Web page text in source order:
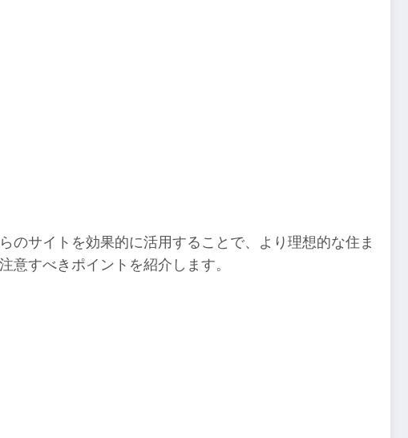
サイトを効果的に活用することで、より理想的な住ま
すべきポイントを紹介します。